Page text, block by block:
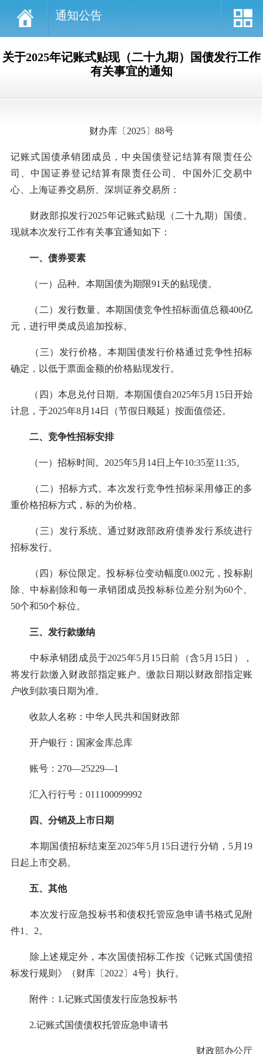
通知公告
关于2025年记账式贴现（二十九期）国债发行工作
有关事宜的通知
财办库〔2025〕88号
记账式国债承销团成员，中央国债登记结算有限责任公
司、中国证券登记结算有限责任公司、中国外汇交易中
心、上海证券交易所、深圳证券交易所：
财政部拟发行2025年记账式贴现（二十九期）国债。
现就本次发行工作有关事宜通知如下：
一、债券要素
（一）品种。本期国债为期限91天的贴现债。
（二）发行数量。本期国债竞争性招标面值总额400亿
元，进行甲类成员追加投标。
（三）发行价格。本期国债发行价格通过竞争性招标
确定，以低于票面金额的价格贴现发行。
（四）本息兑付日期。本期国债自2025年5月15日开始
计息，于2025年8月14日（节假日顺延）按面值偿还。
二、竞争性招标安排
（一）招标时间。2025年5月14日上午10:35至11:35。
（二）招标方式。本次发行竞争性招标采用修正的多
重价格招标方式，标的为价格。
（三）发行系统。通过财政部政府债券发行系统进行
招标发行。
（四）标位限定。投标标位变动幅度0.002元，投标剔
除、中标剔除和每一承销团成员投标标位差分别为60个、
50个和50个标位。
三、发行款缴纳
中标承销团成员于2025年5月15日前（含5月15日），
将发行款缴入财政部指定账户。缴款日期以财政部指定账
户收到款项日期为准。
收款人名称：中华人民共和国财政部
开户银行：国家金库总库
账号：270—25229—1
汇入行行号：011100099992
四、分销及上市日期
本期国债招标结束至2025年5月15日进行分销，5月19
日起上市交易。
五、其他
本次发行应急投标书和债权托管应急申请书格式见附
件1、2。
除上述规定外，本次国债招标工作按《记账式国债招
标发行规则》（财库〔2022〕4号）执行。
附件：1.记账式国债发行应急投标书
2.记账式国债债权托管应急申请书
财政部办公厅